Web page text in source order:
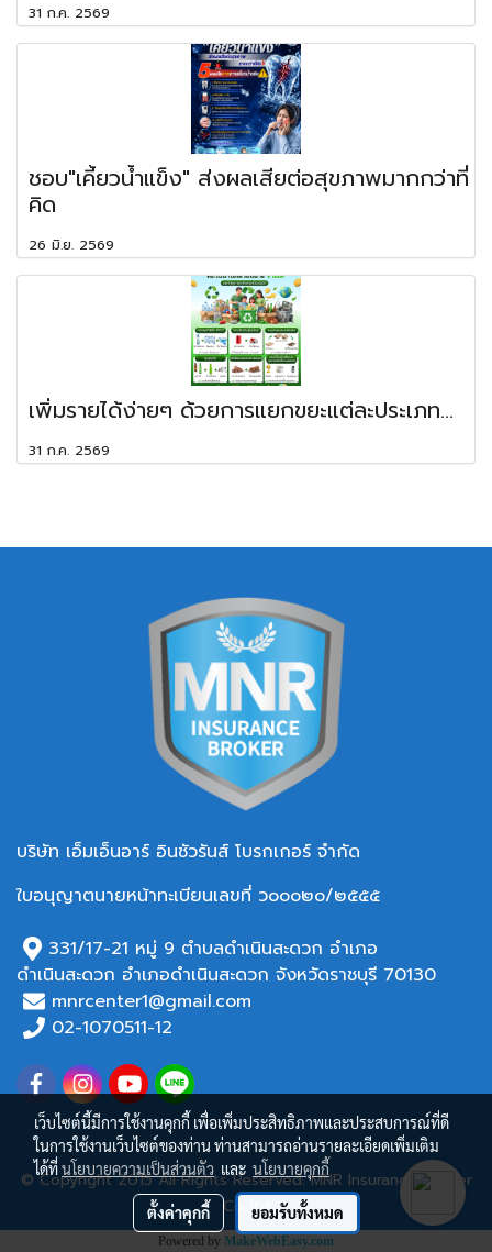
31 ก.ค. 2569
ชอบ"เคี้ยวน้ำแข็ง" ส่งผลเสียต่อสุขภาพมากกว่าที่
คิด
26 มิ.ย. 2569
เพิ่มรายได้ง่ายๆ ด้วยการแยกขยะแต่ละประเภท...
31 ก.ค. 2569
บริษัท เอ็มเอ็นอาร์ อินชัวรันส์ โบรกเกอร์ จำกัด
ใบอนุญาตนายหน้าทะเบียนเลขที่ ว๐๐๐๒๐/๒๕๕๕
331/17-21 หมู่ 9 ตำบลดำเนินสะดวก อำเภอ
ดำเนินสะดวก อำเภอดำเนินสะดวก จังหวัดราชบุรี 70130
mnrcenter1@gmail.com
02-1070511-12
© Copyright 2015 All Rights Reserved. MNR Insurance Broker
Co,.ltd
Powered by MakeWebEasy.com
เว็บไซต์นี้มีการใช้งานคุกกี้ เพื่อเพิ่มประสิทธิภาพและประสบการณ์ที่ดี
ในการใช้งานเว็บไซต์ของท่าน ท่านสามารถอ่านรายละเอียดเพิ่มเติม
ได้ที่นโยบายความเป็นส่วนตัว และ นโยบายคุกกี้
ตั้งค่าคุกกี้ ยอมรับทั้งหมด